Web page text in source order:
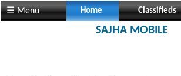
☰ Menu Home Classifieds
SAJHA MOBILE